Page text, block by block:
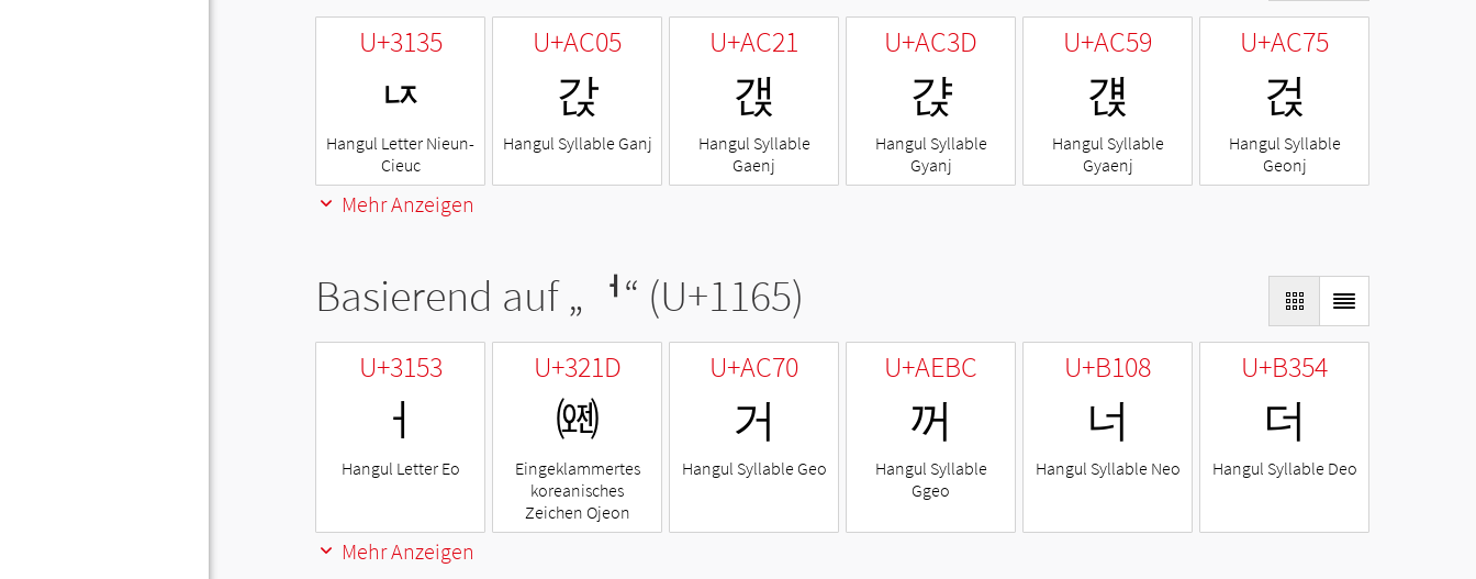
U+3135
ㄵ
Hangul Letter Nieun-
Cieuc
U+AC05
갅
Hangul Syllable Ganj
U+AC21
갡
Hangul Syllable
Gaenj
U+AC3D
갽
Hangul Syllable
Gyanj
U+AC59
걙
Hangul Syllable
Gyaenj
U+AC75
걵
Hangul Syllable
Geonj
Mehr Anzeigen
Basierend auf „ ᅥ“ (U+1165)
U+3153
ㅓ
Hangul Letter Eo
U+321D
㈝
Eingeklammertes
koreanisches
Zeichen Ojeon
U+AC70
거
Hangul Syllable Geo
U+AEBC
꺼
Hangul Syllable
Ggeo
U+B108
너
Hangul Syllable Neo
U+B354
더
Hangul Syllable Deo
Mehr Anzeigen